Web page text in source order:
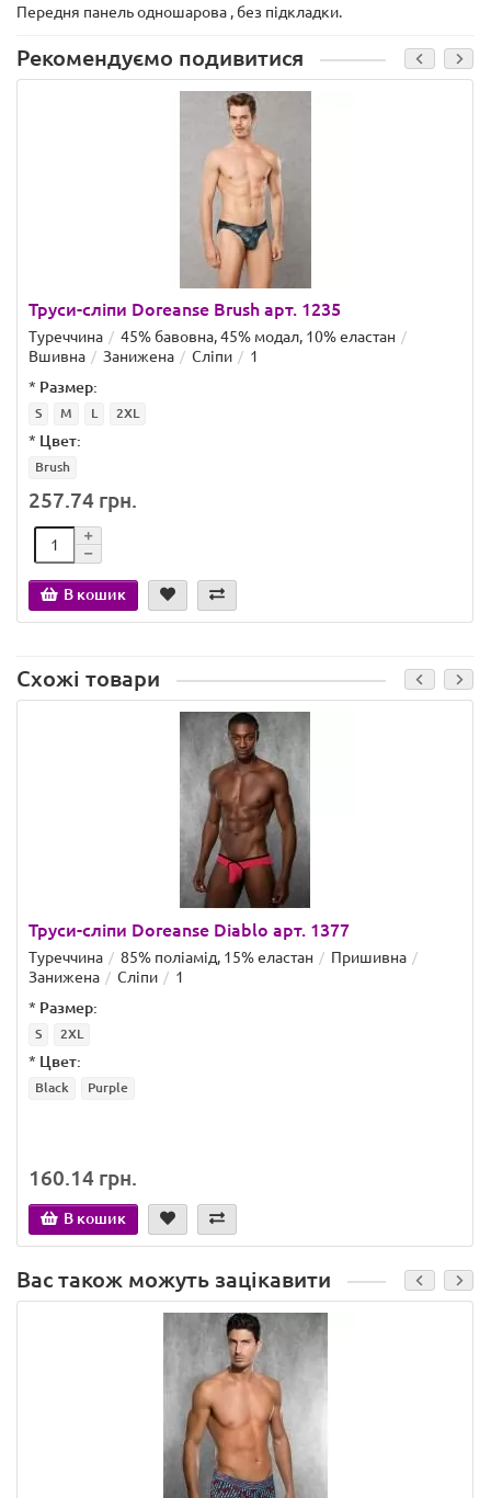
Передня панель одношарова , без підкладки.
Рекомендуємо подивитися
Труси-сліпи Doreanse Brush арт. 1235
Туреччина
45% бавовна, 45% модал, 10% еластан
Вшивна
Занижена Сліпи
1
* Размер:
S M L 2XL
* Цвет:
Brush
257.74 грн.
В кошик
Схожі товари
Труси-сліпи Doreanse Diablo арт. 1377
Туреччина 85% поліамід, 15% еластан
Пришивна
Занижена
Сліпи
1
* Размер:
S 2XL
* Цвет:
Black Purple
160.14 грн.
В кошик
Вас також можуть зацікавити